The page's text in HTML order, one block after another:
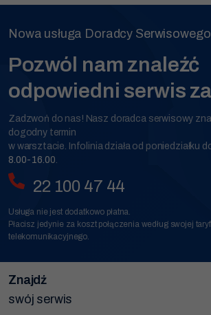
Nowa usługa Doradcy Serwisowego
Pozwól nam znaleźć
odpowiedni serwis
Zadzwoń do nas! Nasz doradca serwisowy
dogodny termin
w warsztacie. Infolinia działa od poniedziałku
8.00-16.00.
22 100 47 44
Usługa nie jest dodatkowo płatna.
Płacisz jedynie za koszt połączenia według swojej
telekomunikacyjnego.
Znajdź
swój serwis
szansę na
treści i